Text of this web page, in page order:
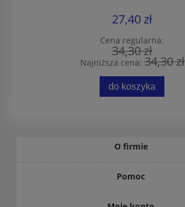
27,40 zł
Cena regularna:
34,30 zł
Najniższa cena:34,30 zł
do koszyka
O firmie
Pomoc